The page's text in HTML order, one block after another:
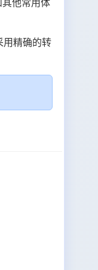
用精确的转